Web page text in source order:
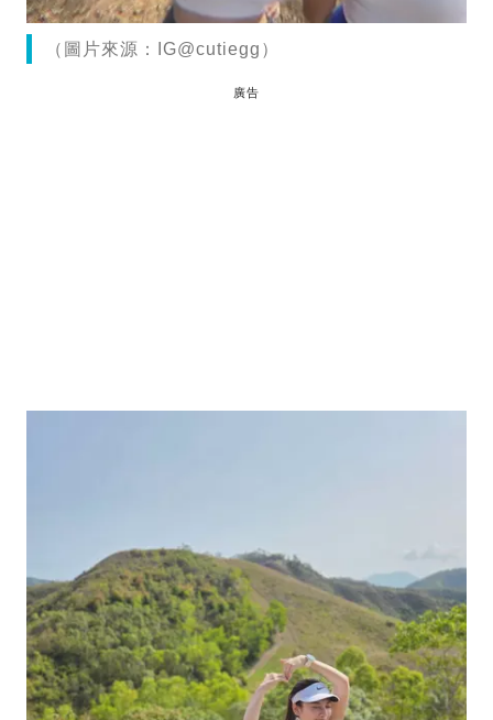
（圖片來源：IG@cutiegg）
廣告